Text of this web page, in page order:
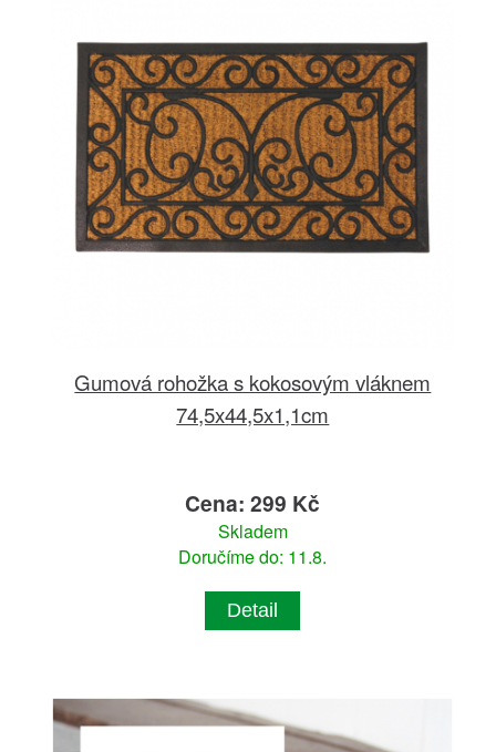
Gumová rohožka s kokosovým vláknem
74,5x44,5x1,1cm
Cena: 299 Kč
Skladem
Doručíme do: 11.8.
Detail